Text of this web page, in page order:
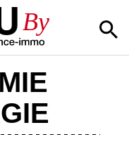
By